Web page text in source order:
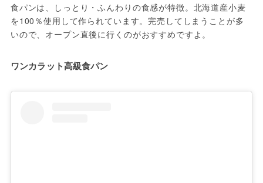
食パンは、しっとり・ふんわりの食感が特徴。北海道産小麦
を100％使用して作られています。完売してしまうことが多
いので、オープン直後に行くのがおすすめですよ。
ワンカラット高級食パン